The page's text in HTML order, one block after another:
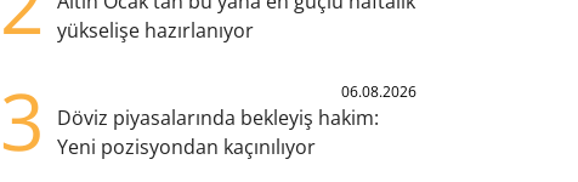
yükselişe hazırlanıyor
3 06.08.2026
Döviz piyasalarında bekleyiş hakim:
Yeni pozisyondan kaçınılıyor